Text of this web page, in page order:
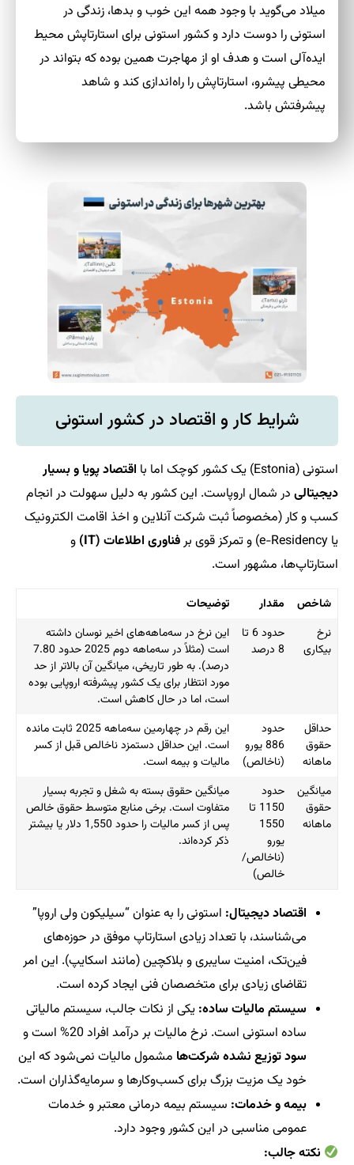
میلاد می‌گوید با وجود همه این خوب و بدها، زندگی در
استونی را دوست دارد و کشور استونی برای استارتاپش محیط
ایده‌آلی است و هدف او از مهاجرت همین بوده که بتواند در
محیطی پیشرو، استارتاپش را راه‌اندازی کند و شاهد
پیشرفتش باشد.
شرایط کار و اقتصاد در کشور استونی
استونی (Estonia) یک کشور کوچک اما با
اقتصاد پویا و بسیار
دیجیتالی در شمال اروپاست. این کشور به دلیل سهولت در انجام
کسب و کار (مخصوصاً ثبت شرکت آنلاین و اخذ اقامت الکترونیک
یا e-Residency) و تمرکز قوی بر
فناوری اطلاعات (IT)
و
استارتاپ‌ها، مشهور است.
شاخص مقدار
توضیحات
نرخ
بیکاری
حدود 6 تا
8 درصد
این نرخ در سه‌ماهه‌های اخیر نوسان داشته
است (مثلاً در سه‌ماهه دوم 2025 حدود 7.80
درصد). به طور تاریخی، میانگین آن بالاتر از حد
مورد انتظار برای یک کشور پیشرفته اروپایی بوده
است، اما در حال کاهش است.
حداقل
حقوق
ماهانه
حدود
886 یورو
(ناخالص)
این رقم در چهارمین سه‌ماهه 2025 ثابت مانده
است. این حداقل دستمزد ناخالص قبل از کسر
مالیات و بیمه است.
میانگین
حقوق
ماهانه
حدود
1150 تا
1550
یورو
(ناخالص/
خالص)
میانگین حقوق بسته به شغل و تجربه بسیار
متفاوت است. برخی منابع متوسط حقوق خالص
پس از کسر مالیات را حدود 1,550 دلار یا بیشتر
ذکر کرده‌اند.
اقتصاد دیجیتال: استونی را به عنوان “سیلیکون ولی اروپا”
می‌شناسند، با تعداد زیادی استارتاپ موفق در حوزه‌های
فین‌تک، امنیت سایبری و بلاکچین (مانند اسکایپ). این امر
تقاضای زیادی برای متخصصان فنی ایجاد کرده است.
سیستم مالیات ساده: یکی از نکات جالب، سیستم مالیاتی
ساده استونی است. نرخ مالیات بر درآمد افراد 20% است و
سود توزیع نشده شرکت‌ها مشمول مالیات نمی‌شود که این
خود یک مزیت بزرگ برای کسب‌وکارها و سرمایه‌گذاران است.
بیمه و خدمات: سیستم بیمه درمانی معتبر و خدمات
عمومی مناسبی در این کشور وجود دارد.
نکته جالب: